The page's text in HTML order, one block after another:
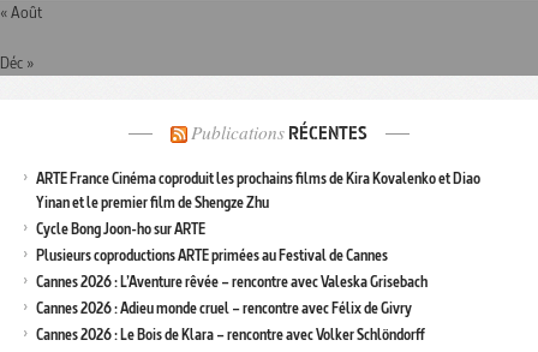
« Août
Déc »
Publications RÉCENTES
ARTE France Cinéma coproduit les prochains films de Kira Kovalenko et Diao
Yinan et le premier film de Shengze Zhu
Cycle Bong Joon-ho sur ARTE
Plusieurs coproductions ARTE primées au Festival de Cannes
Cannes 2026 : L’Aventure rêvée – rencontre avec Valeska Grisebach
Cannes 2026 : Adieu monde cruel – rencontre avec Félix de Givry
Cannes 2026 : Le Bois de Klara – rencontre avec Volker Schlöndorff